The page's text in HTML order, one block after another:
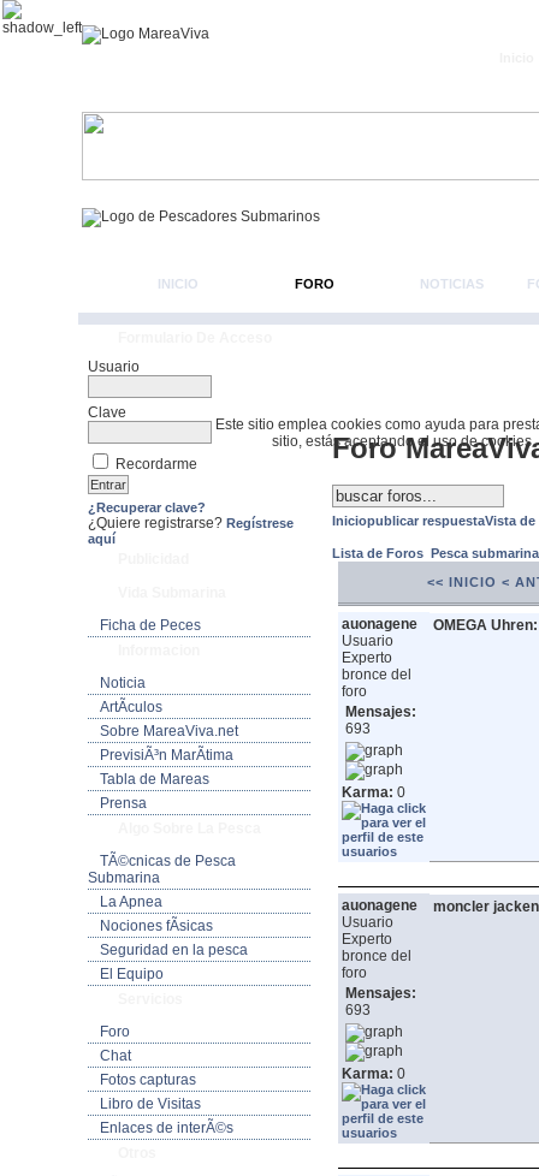
Este sitio emplea cookies como ayuda para
sitio, estás aceptando el uso de cookies.
INICIO FORO NOTICIAS
Usuario
Clave
Recordarme
¿Recuperar clave?
¿Quiere registrarse? Regístrese
aquí
Ficha de Peces
Noticia
ArtÃ­culos
Sobre MareaViva.net
PrevisiÃ³n MarÃ­tima
Tabla de Mareas
Prensa
TÃ©cnicas de Pesca
Submarina
La Apnea
Nociones fÃ­sicas
Seguridad en la pesca
El Equipo
Foro
Chat
Fotos capturas
Libro de Visitas
Enlaces de interÃ©s
Foro
Iniciopublicar respuestaVista de
Lista de Foros Pesca
<< INICIO <
auonagene
Usuario
Experto
bronce del
foro
Mensajes:
693
Karma: 0
OMEGA
auonagene
Usuario
Experto
bronce del
foro
Mensajes:
693
Karma: 0
moncler